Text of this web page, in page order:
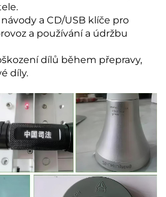
a CD/USB klíče pro
a používání a údržbu
dílů během přepravy,
díly.